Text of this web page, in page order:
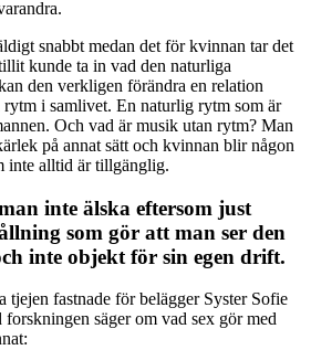
snabbt medan det för kvinnan tar det
kunde ta in vad den naturliga
den verkligen förändra en relation
rytm i samlivet. En naturlig rytm som är
Och vad är musik utan rytm? Man
på annat sätt och kvinnan blir någon
inte alltid är tillgänglig.
inte älska eftersom just
som gör att man ser den
inte objekt för sin egen drift.
tjejen fastnade för belägger Syster Sofie
säger om vad sex gör med